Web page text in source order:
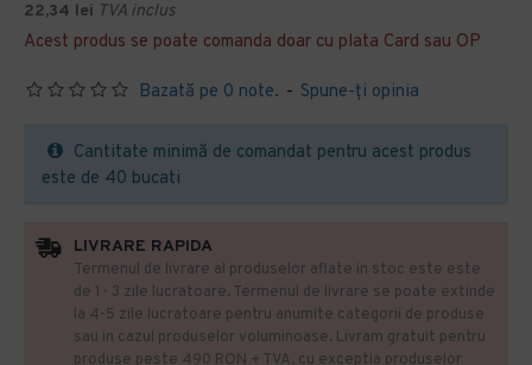
Bazată pe 0 note. - Spune-ţi opinia
22,34 lei TVA inclus
Acest produs se poate comanda doar cu plata Card sau OP
Cantitate minimă de comandat pentru acest produs
este de 40 bucati
LIVRARE RAPIDA
Termenul de livrare al produselor aflate in stoc este este
de 1- 3 zile lucratoare. Termenul de livrare se poate extinde
la 4-5 zile lucratoare pentru anumite categorii de produse
sau in cazul produselor voluminoase. Livram gratuit pentru
produse peste 490 RON + TVA, cu exceptia produselor